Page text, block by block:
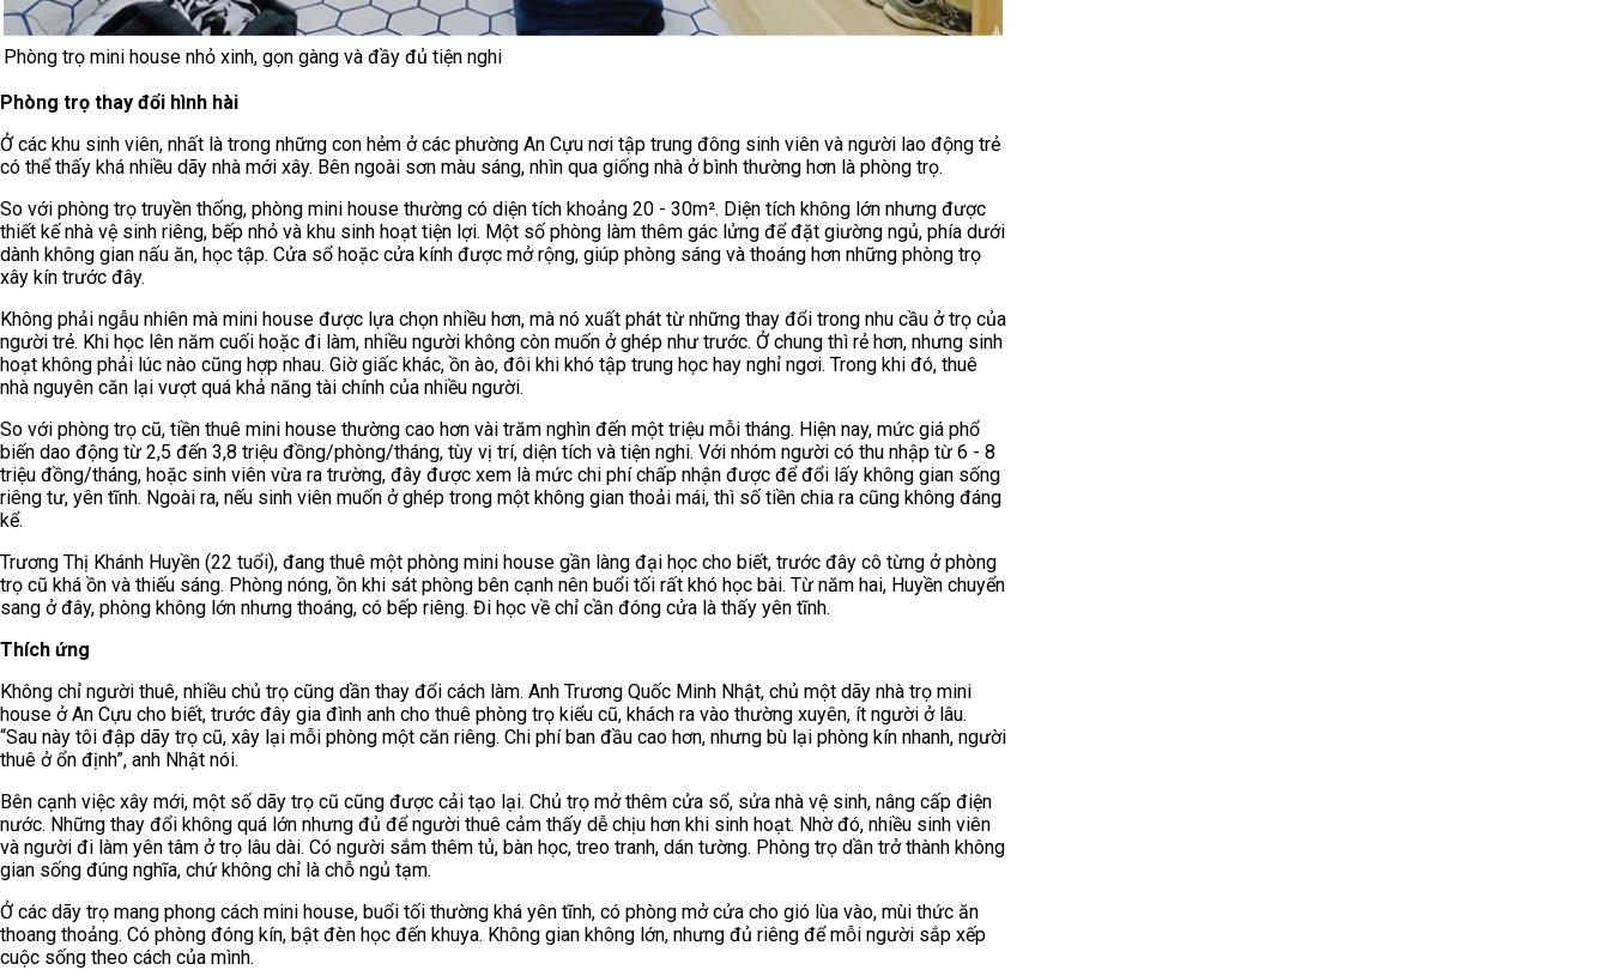
Phòng trọ mini house nhỏ xinh, gọn gàng và đầy đủ tiện nghi
Phòng trọ thay đổi hình hài
Ở các khu sinh viên, nhất là trong những con hẻm ở các phường An Cựu nơi tập trung đông sinh viên và người lao động trẻ
có thể thấy khá nhiều dãy nhà mới xây. Bên ngoài sơn màu sáng, nhìn qua giống nhà ở bình thường hơn là phòng trọ.
So với phòng trọ truyền thống, phòng mini house thường có diện tích khoảng 20 - 30m². Diện tích không lớn nhưng được
thiết kế nhà vệ sinh riêng, bếp nhỏ và khu sinh hoạt tiện lợi. Một số phòng làm thêm gác lửng để đặt giường ngủ, phía dưới
dành không gian nấu ăn, học tập. Cửa sổ hoặc cửa kính được mở rộng, giúp phòng sáng và thoáng hơn những phòng trọ
xây kín trước đây.
Không phải ngẫu nhiên mà mini house được lựa chọn nhiều hơn, mà nó xuất phát từ những thay đổi trong nhu cầu ở trọ của
người trẻ. Khi học lên năm cuối hoặc đi làm, nhiều người không còn muốn ở ghép như trước. Ở chung thì rẻ hơn, nhưng sinh
hoạt không phải lúc nào cũng hợp nhau. Giờ giấc khác, ồn ào, đôi khi khó tập trung học hay nghỉ ngơi. Trong khi đó, thuê
nhà nguyên căn lại vượt quá khả năng tài chính của nhiều người.
So với phòng trọ cũ, tiền thuê mini house thường cao hơn vài trăm nghìn đến một triệu mỗi tháng. Hiện nay, mức giá phổ
biến dao động từ 2,5 đến 3,8 triệu đồng/phòng/tháng, tùy vị trí, diện tích và tiện nghi. Với nhóm người có thu nhập từ 6 - 8
triệu đồng/tháng, hoặc sinh viên vừa ra trường, đây được xem là mức chi phí chấp nhận được để đổi lấy không gian sống
riêng tư, yên tĩnh. Ngoài ra, nếu sinh viên muốn ở ghép trong một không gian thoải mái, thì số tiền chia ra cũng không đáng
kể.
Trương Thị Khánh Huyền (22 tuổi), đang thuê một phòng mini house gần làng đại học cho biết, trước đây cô từng ở phòng
trọ cũ khá ồn và thiếu sáng. Phòng nóng, ồn khi sát phòng bên cạnh nên buổi tối rất khó học bài. Từ năm hai, Huyền chuyển
sang ở đây, phòng không lớn nhưng thoáng, có bếp riêng. Đi học về chỉ cần đóng cửa là thấy yên tĩnh.
Thích ứng
Không chỉ người thuê, nhiều chủ trọ cũng dần thay đổi cách làm. Anh Trương Quốc Minh Nhật, chủ một dãy nhà trọ mini
house ở An Cựu cho biết, trước đây gia đình anh cho thuê phòng trọ kiểu cũ, khách ra vào thường xuyên, ít người ở lâu.
“Sau này tôi đập dãy trọ cũ, xây lại mỗi phòng một căn riêng. Chi phí ban đầu cao hơn, nhưng bù lại phòng kín nhanh, người
thuê ở ổn định”, anh Nhật nói.
Bên cạnh việc xây mới, một số dãy trọ cũ cũng được cải tạo lại. Chủ trọ mở thêm cửa sổ, sửa nhà vệ sinh, nâng cấp điện
nước. Những thay đổi không quá lớn nhưng đủ để người thuê cảm thấy dễ chịu hơn khi sinh hoạt. Nhờ đó, nhiều sinh viên
và người đi làm yên tâm ở trọ lâu dài. Có người sắm thêm tủ, bàn học, treo tranh, dán tường. Phòng trọ dần trở thành không
gian sống đúng nghĩa, chứ không chỉ là chỗ ngủ tạm.
Ở các dãy trọ mang phong cách mini house, buổi tối thường khá yên tĩnh, có phòng mở cửa cho gió lùa vào, mùi thức ăn
thoang thoảng. Có phòng đóng kín, bật đèn học đến khuya. Không gian không lớn, nhưng đủ riêng để mỗi người sắp xếp
cuộc sống theo cách của mình.